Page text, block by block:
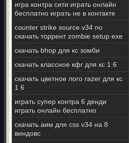
игра контра сити играть онлайн
бесплатно играть не в контакте
counter strike source v34 no
скачать торрент zombie setup exe
скачать bhop для кс зомби
скачать классное кфг для кс 1 6
скачать цветное лого razer для кс
1 6
играть супер контра 6 денди
играть онлайн бесплатно
скачать аим для css v34 на 8
виндовс